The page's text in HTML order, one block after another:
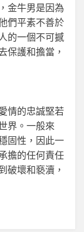
金牛男是因為
們平素不善於
的一個不可撼
保護和擔當，
情的忠誠堅若
界。一般來
固性，因此一
擔的任何責任
破壞和褻瀆，